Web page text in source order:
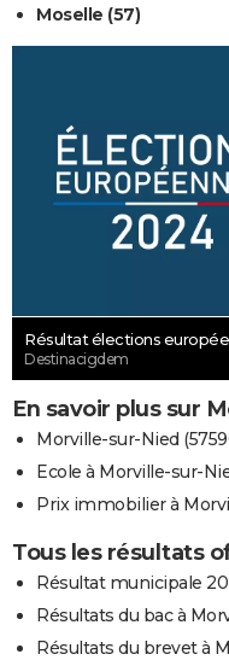
Moselle (57)
Résultat élections
Destinacigdem
En savoir plus sur
Morville-sur-Nied
Ecole à Morville-sur-
Prix immobilier à
Tous les résultats
Résultat municipale
Résultats du bac à
Résultats du brevet à